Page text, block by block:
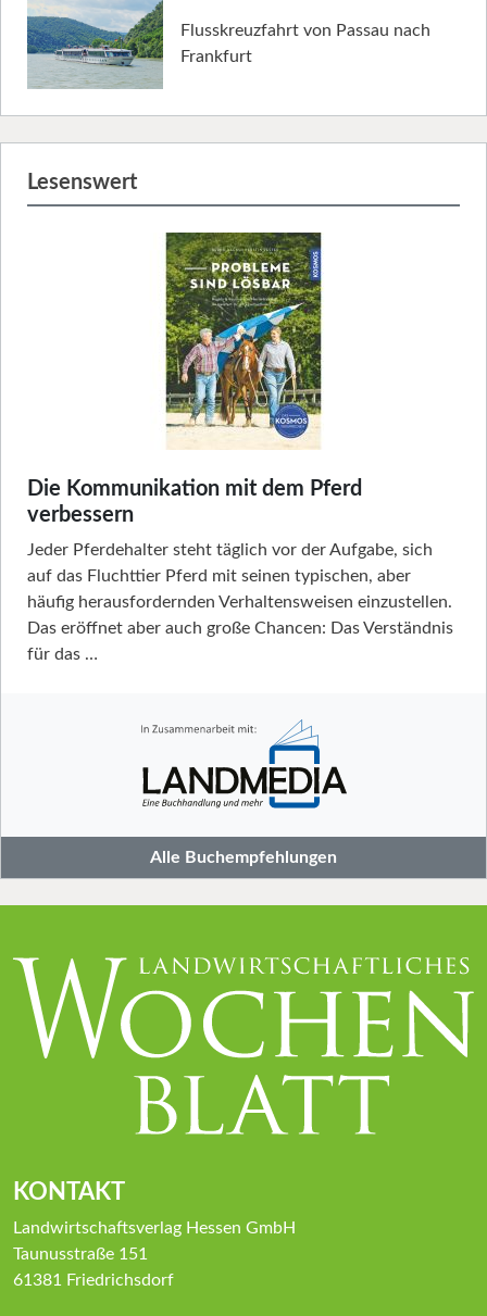
Flusskreuzfahrt von Passau nach
Frankfurt
Lesenswert
Die Kommunikation mit dem Pferd
verbessern
Jeder Pferdehalter steht täglich vor der Aufgabe, sich
auf das Fluchttier Pferd mit seinen typischen, aber
häufig herausfordernden Verhaltensweisen einzustellen.
Das eröffnet aber auch große Chancen: Das Verständnis
für das …
Alle Buchempfehlungen
KONTAKT
Landwirtschaftsverlag Hessen GmbH
Taunusstraße 151
61381 Friedrichsdorf